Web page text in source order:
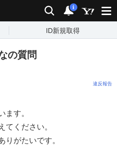
検索 通知
i
ID新規取得
の質問
違反報告
ます。
てください。
りがたいです。